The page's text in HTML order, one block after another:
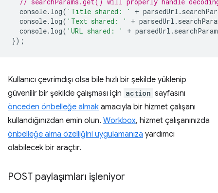
console. log( 'Title shared: ' + parsedUrl .
console. log( 'Text shared: ' + parsedUrl .
console. log( 'URL shared: ' + parsedUrl .
});
Kullanıcı çevrimdışı olsa bile hızlı bir şekilde yüklenip
güvenilir bir şekilde çalışması için action sayfasını
önceden önbelleğe almak amacıyla bir hizmet çalışanı
kullandığınızdan emin olun. Workbox, hizmet çalışanınızda
önbelleğe alma özelliğini uygulamanıza yardımcı
olabilecek bir araçtır.
POST paylaşımları işleniyor